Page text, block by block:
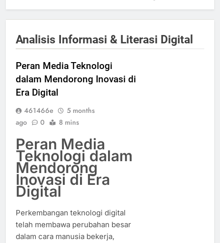
Analisis Informasi & Literasi Digital
Peran Media Teknologi
dalam Mendorong Inovasi di
Era Digital
461466e
5 months
ago
0 8 mins
Peran Media
Teknologi dalam
Mendorong
Inovasi di Era
Digital
Perkembangan teknologi digital
telah membawa perubahan besar
dalam cara manusia bekerja,